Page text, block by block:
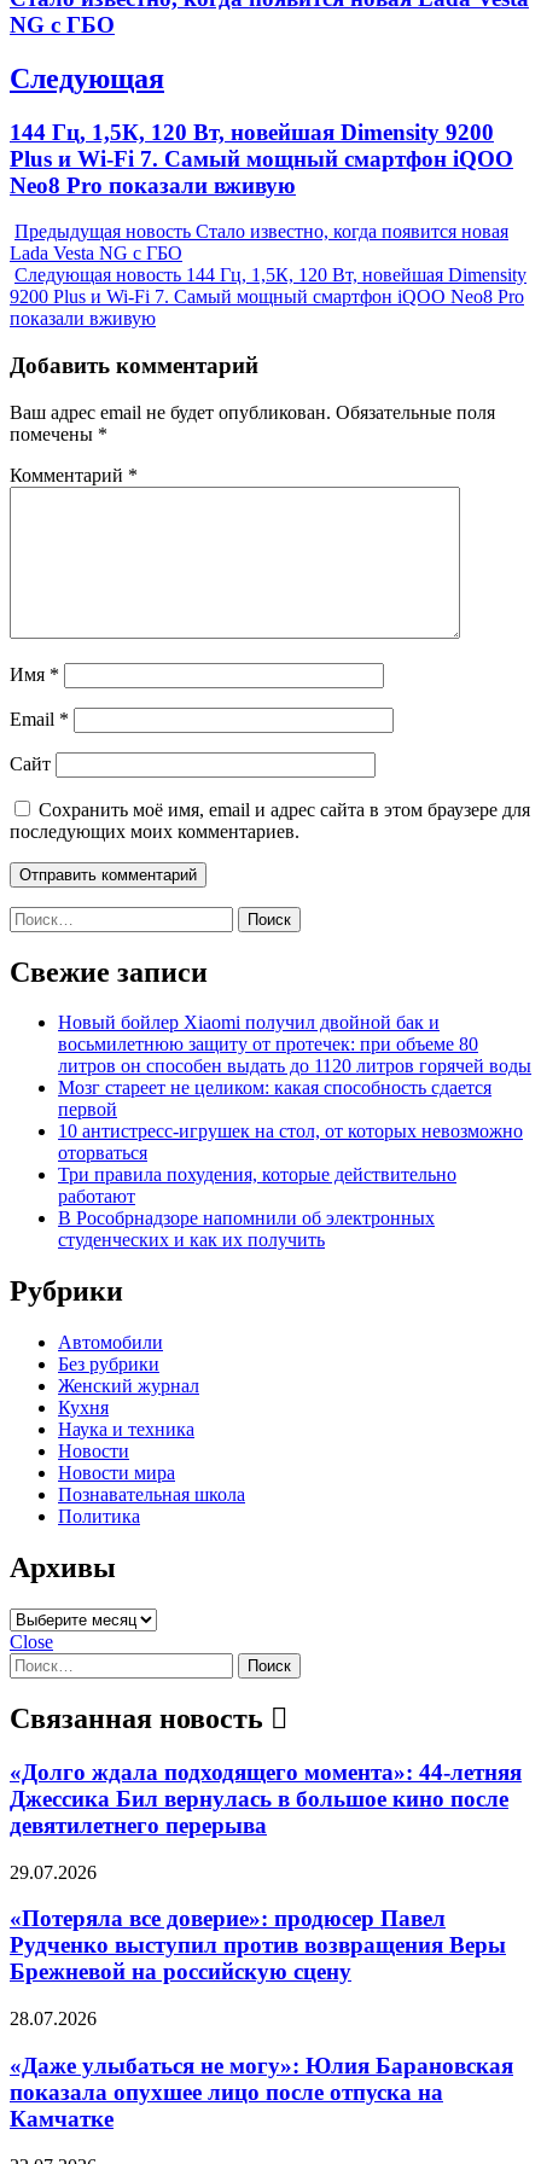
записям
post:
NG с ГБО
Следующая
Next
post:
144 Гц, 1,5К, 120 Вт, новейшая Dimensity 9200
Plus и Wi-Fi 7. Самый мощный смартфон iQOO
Neo8 Pro показали вживую
Предыдущая новость Стало известно, когда появится новая
Lada Vesta NG с ГБО
Следующая новость 144 Гц, 1,5К, 120 Вт, новейшая Dimensity
9200 Plus и Wi-Fi 7. Самый мощный смартфон iQOO Neo8 Pro
показали вживую
Добавить комментарий
Ваш адрес email не будет опубликован. Обязательные поля
помечены *
Комментарий *
Имя *
Email *
Сайт
Сохранить моё имя, email и адрес сайта в этом браузере для
последующих моих комментариев.
Найти:
Свежие записи
Новый бойлер Xiaomi получил двойной бак и
восьмилетнюю защиту от протечек: при объеме 80
литров он способен выдать до 1120 литров горячей воды
Мозг стареет не целиком: какая способность сдается
первой
10 антистресс-игрушек на стол, от которых невозможно
оторваться
Три правила похудения, которые действительно
работают
В Рособрнадзоре напомнили об электронных
студенческих и как их получить
Рубрики
Автомобили
Без рубрики
Женский журнал
Кухня
Наука и техника
Новости
Новости мира
Познавательная школа
Политика
Архивы
Архивы
Close
Найти:
Связанная новость
«Долго ждала подходящего момента»: 44-летняя
Джессика Бил вернулась в большое кино после
девятилетнего перерыва
29.07.2026
«Потеряла все доверие»: продюсер Павел
Рудченко выступил против возвращения Веры
Брежневой на российскую сцену
28.07.2026
«Даже улыбаться не могу»: Юлия Барановская
показала опухшее лицо после отпуска на
Камчатке